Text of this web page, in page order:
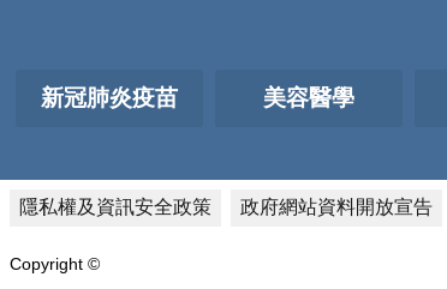
新冠肺炎疫苗 美容醫學
隱私權及資訊安全政策 政府網站資料開放宣告
Copyright ©